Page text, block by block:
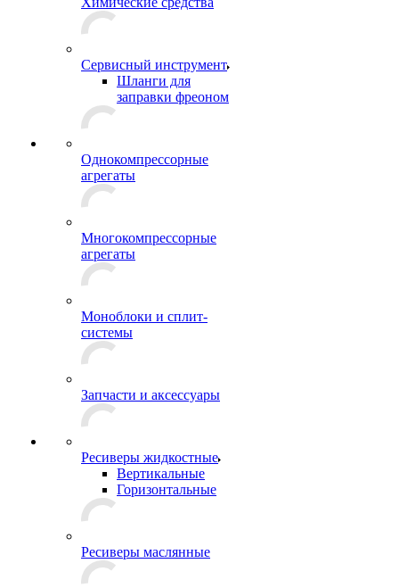
Сервисный инструмент
Шланги для
заправки фреоном
Однокомпрессорные
агрегаты
Многокомпрессорные
агрегаты
Моноблоки и сплит-
системы
Запчасти и аксессуары
Ресиверы жидкостные
Вертикальные
Горизонтальные
Ресиверы маслянные